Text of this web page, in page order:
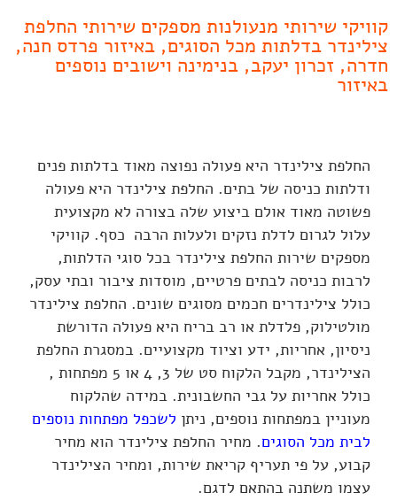
קוויקי שירותי מנעולנות מספקים שירותי החלפת
צילינדר בדלתות מכל הסוגים, באיזור פרדס חנה,
חדרה, זכרון יעקב, בנימינה וישובים נוספים
באיזור
החלפת צילינדר היא פעולה נפוצה מאוד בדלתות פנים
ודלתות כניסה של בתים. החלפת צילינדר היא פעולה
פשוטה מאוד אולם ביצוע שלה בצורה לא מקצועית
עלול לגרום לדלת נזקים ולעלות הרבה כסף. קוויקי
מספקים שירות החלפת צילינדר בכל סוגי הדלתות,
לרבות כניסה לבתים פרטיים, מוסדות ציבור ובתי עסק,
כולל צילינדרים חכמים מסוגים שונים. החלפת צילינדר
מולטילוק, פלדלת או רב בריח היא פעולה הדורשת
ניסיון, אחריות, ידע וציוד מקצועיים. במסגרת החלפת
הצילינדר, מקבל הלקוח סט של 3, 4 או 5 מפתחות ,
כולל אחריות על גבי החשבונית. במידה שהלקוח
מעוניין במפתחות נוספים, ניתן לשכפל מפתחות נוספים
לבית מכל הסוגים. מחיר החלפת צילינדר הוא מחיר
קבוע, על פי תעריף קריאת שירות, ומחיר הצילינדר
עצמו משתנה בהתאם לדגם.